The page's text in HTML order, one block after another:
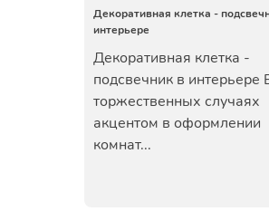
Декоративная клетка -
интерьере
Декоративная клетка -
подсвечник в интерьере
торжественных случаях
акцентом в оформлении
комнат...